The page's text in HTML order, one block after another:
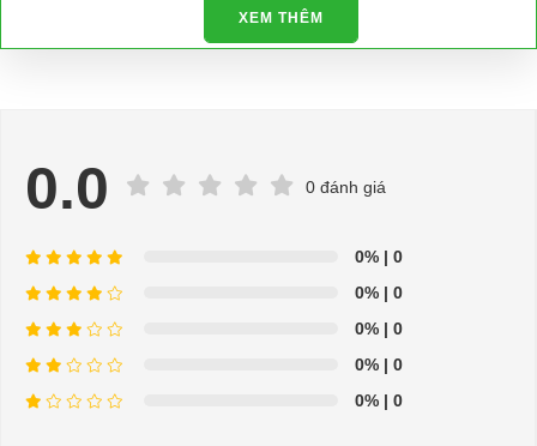
XEM THÊM
0.0 0 đánh giá
0% | 0
0% | 0
0% | 0
0% | 0
0% | 0